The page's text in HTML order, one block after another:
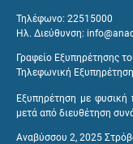
Τηλέφωνο: 22515000
Ηλ. Διεύθυνση:
Γραφείο Εξυπηρέτησης
Τηλεφωνική
Εξυπηρέτηση με φυσική
μετά από διευθέτηση
Αναβύσσου 2, 2025